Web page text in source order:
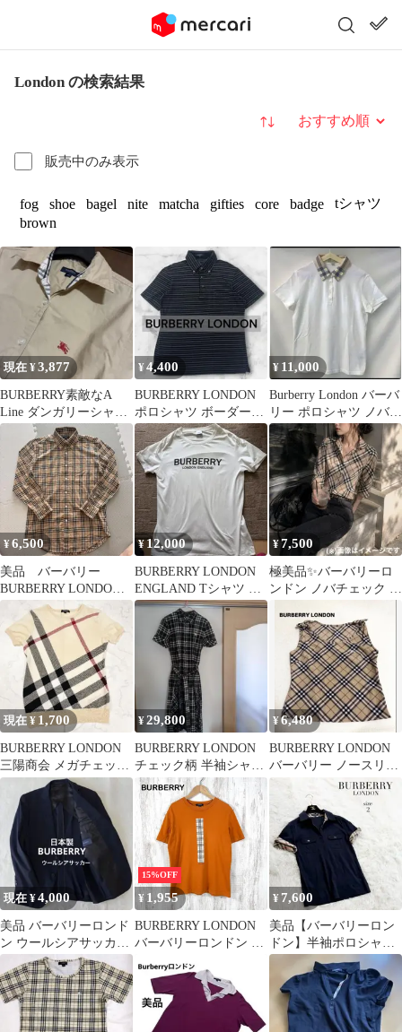
London の検索結果
販売中のみ表示
並び替え
fog shoe bagel nite matcha gifties core badge
tシャツ
brown
現在 ¥3,877
BURBERRY素敵なA
Line ダンガリーシャツ
¥3999→現
¥4,400
BURBERRY LONDON
ポロシャツ ボーダー柄
M
¥ 11,000
Burberry London バーバ
リー ポロシャツ ノバチ
ェック
¥6,500
美品 バーバリー
BURBERRY LONDON
ノバチェック 長袖シャ
ツ M
¥12,000
BURBERRY LONDON
ENGLAND Tシャツ ホ
ワイト
¥7,500
極美品✨️バーバリーロ
ンドン ノバチェック 長
現在 ¥ 1,700
BURBERRY LONDON
三陽商会 メガチェック
サマーニット 半袖 ニッ
¥29,800
BURBERRY LONDON
チェック柄 半袖シャツ
ワンピース 38
¥6,480
BURBERRY LONDON
バーバリー ノースリー
ブカットソー チェック
現在 ¥4,000
美品 バーバリーロンド
ン ウールシアサッカー
ジャケットM 日本製 ビ
ジネス
15%OFF
¥ 1,955
BURBERRY LONDON
バーバリーロンドン ノ
ント Ｔシャツ オレンジ
¥7,600
美品【バーバリーロン
ドン】半袖ポロシャツ
☆ノバチェック☆ネイ
ビー☆薄手☆春夏☆M